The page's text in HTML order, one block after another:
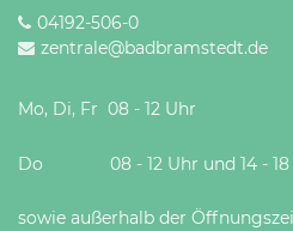
04192-506-0
zentrale@badbramstedt.de
Mo, Di, Fr 08 - 12 Uhr
Do 08 - 12 Uhr und 14 - 18
sowie außerhalb der